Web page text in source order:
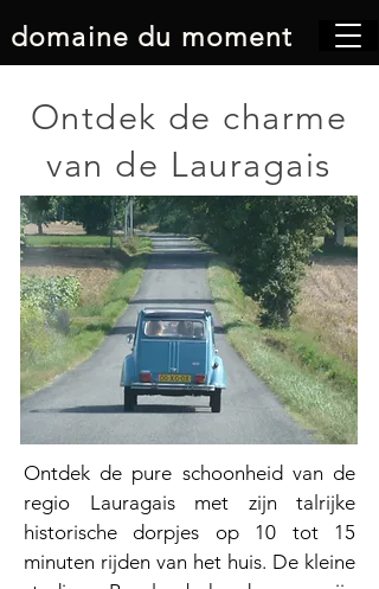
domaine du moment
Ontdek de charme
van de Lauragais
Ontdek de pure schoonheid van de
regio Lauragais met zijn talrijke
historische dorpjes op 10 tot 15
minuten rijden van het huis. De kleine